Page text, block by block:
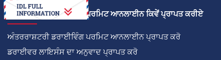
ਅੰਤਰਰਾਸ਼ਟਰੀ ਡਰਾਈਵਿੰਗ ਪਰਮਿਟ ਆਨਲਾਈਨ ਕਿਵੇਂ ਪ੍ਰਾਪਤ ਕਰੀਏ
ਅੰਤਰਰਾਸ਼ਟਰੀ ਡਰਾਈਵਿੰਗ ਪਰਮਿਟ ਆਨਲਾਈਨ ਪ੍ਰਾਪਤ ਕਰੋ
ਡਰਾਈਵਰ ਲਾਇਸੰਸ ਦਾ ਅਨੁਵਾਦ ਪ੍ਰਾਪਤ ਕਰੋ